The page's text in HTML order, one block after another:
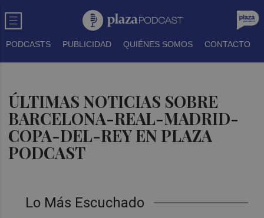
PODCASTS PUBLICIDAD QUIÉNES SOMOS CONTACTO
ÚLTIMAS NOTICIAS SOBRE
BARCELONA-REAL-MADRID-
COPA-DEL-REY EN PLAZA
PODCAST
Lo Más Escuchado